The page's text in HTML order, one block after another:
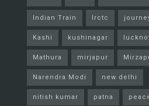
Indian Train Irctc
Kashi kushinagar
Mathura mirjapur
Narendra Modi new delhi
nitish kumar patna